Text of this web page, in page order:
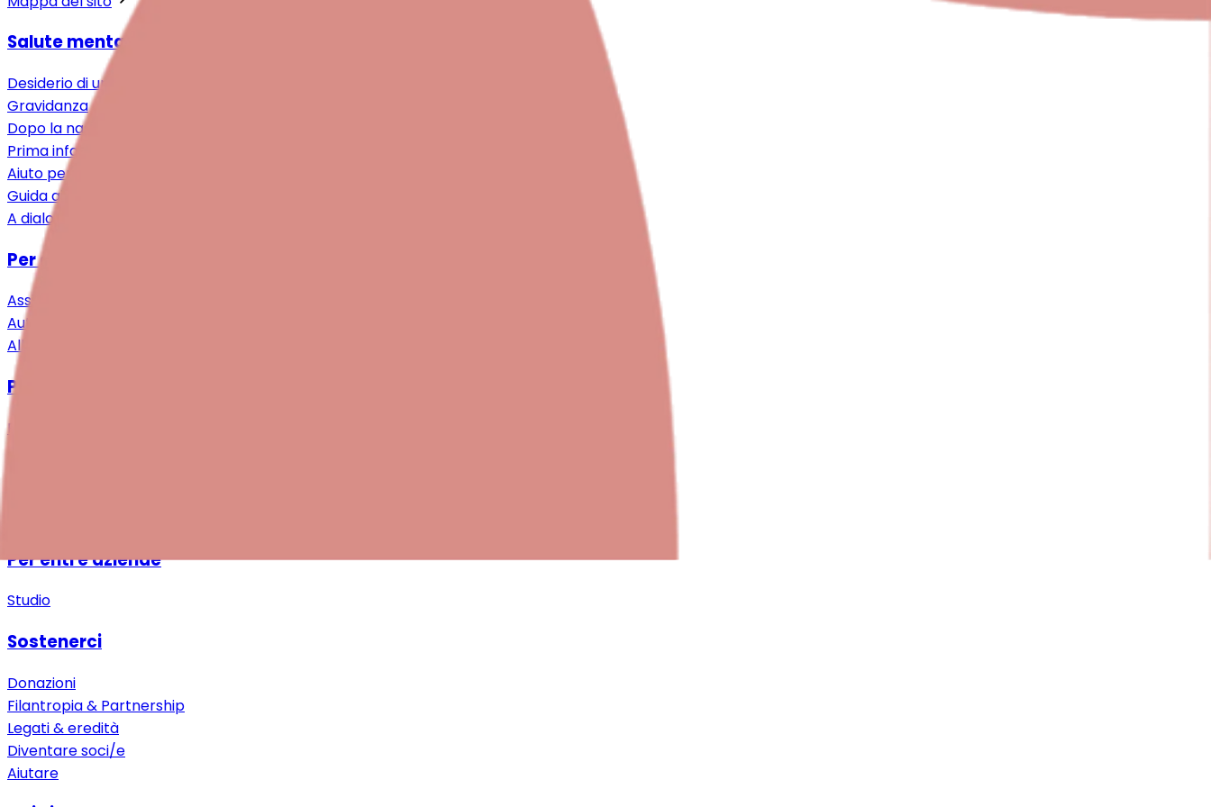
Salute mentale intorno alla nascita
Desiderio di un bebè
Gravidanza
Dopo la nascita
Prima infanzia
Aiuto per i familiari
Guida ai trattamenti
A dialogo
Per genitori e famiglie
Assistenza specialistica
Auto-aiuto & Comunità
Alleggerimento & Supporto
Per professioniste/i
Ricerca
Per enti e aziende
Studio
Sostenerci
Donazioni
Filantropia & Partnership
Legati & eredità
Diventare soci/e
Aiutare